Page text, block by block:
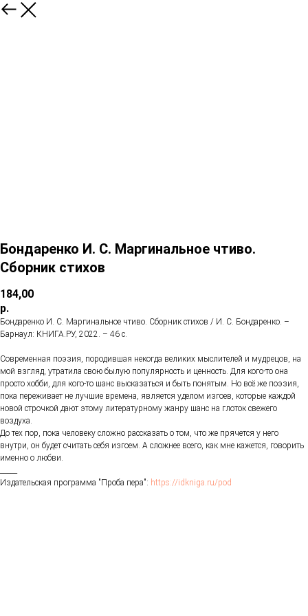
Бондаренко И. С. Маргинальное чтиво.
Сборник стихов
184,00
р.
Бондаренко И. С. Маргинальное чтиво. Сборник стихов / И. С. Бондаренко. –
Барнаул: КНИГА.РУ, 2022. – 46 с.
Современная поэзия, породившая некогда великих мыслителей и мудрецов, на
мой взгляд, утратила свою былую популярность и ценность. Для кого-то она
просто хобби, для кого-то шанс высказаться и быть понятым. Но всё же поэзия,
пока переживает не лучшие времена, является уделом изгоев, которые каждой
новой строчкой дают этому литературному жанру шанс на глоток свежего
воздуха.
До тех пор, пока человеку сложно рассказать о том, что же прячется у него
внутри, он будет считать себя изгоем. А сложнее всего, как мне кажется, говорить
именно о любви.
Издательская программа "Проба пера": https://idkniga.ru/pod